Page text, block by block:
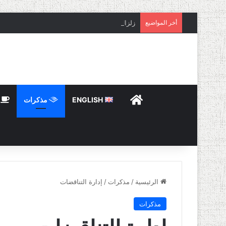
أخر المواضيع زلزال مصر
HOME
ENGLISH مذكرات
الرئيسية / مذكرات / إدارة التناقضات
مذكرات